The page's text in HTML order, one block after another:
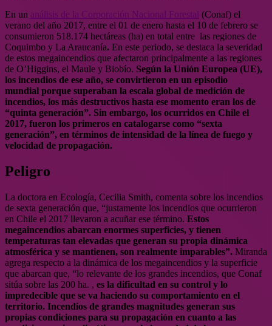
En un análisis de la Corporación Nacional Forestal (Conaf) el
verano del año 2017, entre el 01 de enero hasta el 10 de febrero se
consumieron 518.174 hectáreas (ha) en total entre las regiones de
Coquimbo y La Araucanía. En este periodo, se destaca la severidad
de estos megaincendios que afectaron principalmente a las regiones
de O’Higgins, el Maule y Biobío. Según la Unión Europea (UE),
los incendios de ese año, se convirtieron en un episodio
mundial porque superaban la escala global de medición de
incendios, los más destructivos hasta ese momento eran los de
“quinta generación”. Sin embargo, los ocurridos en Chile el
2017, fueron los primeros en catalogarse como “sexta
generación”, en términos de intensidad de la línea de fuego y
velocidad de propagación.
Peligro
La doctora en Ecología, Cecilia Smith, comenta sobre los incendios
de sexta generación que, “justamente los incendios que ocurrieron
en Chile el 2017 llevaron a acuñar ese término. Estos
megaincendios abarcan enormes superficies, y tienen
temperaturas tan elevadas que generan su propia dinámica
atmosférica y se mantienen, son realmente imparables”. Miranda
agrega respecto a la dinámica de los megaincendios y la superficie
que abarcan que, “lo relevante de los grandes incendios, que Conaf
sitúa sobre las 200 ha. , es la dificultad en su control y lo
impredecible que se va haciendo su comportamiento en el
territorio. Incendios de grandes magnitudes generan sus
propias condiciones para su propagación en cuanto a las